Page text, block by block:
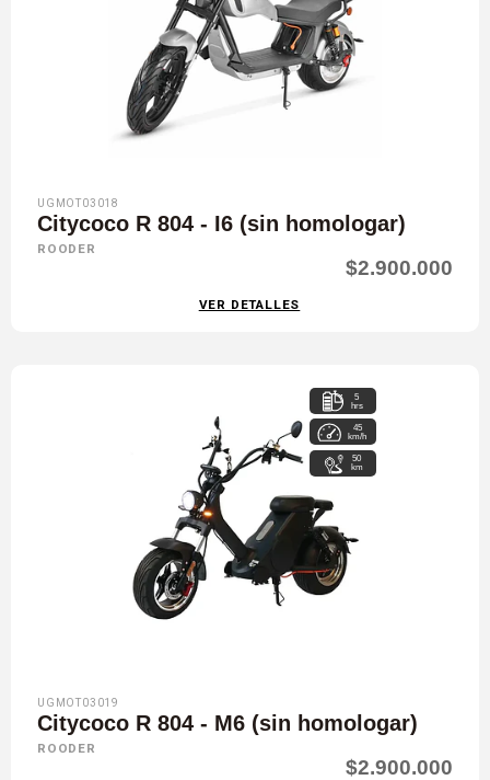
UGMOT03018
Citycoco R 804 - I6 (sin homologar)
ROODER
$2.900.000
VER DETALLES
5
hrs
45
km/h
50
km
UGMOT03019
Citycoco R 804 - M6 (sin homologar)
ROODER
$2.900.000